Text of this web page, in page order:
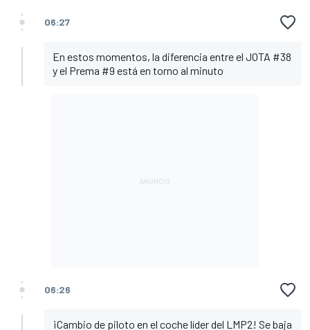
06:27
En estos momentos, la diferencia entre el JOTA #38
y el Prema #9 está en torno al minuto
06:26
¡Cambio de piloto en el coche líder del LMP2! Se baja